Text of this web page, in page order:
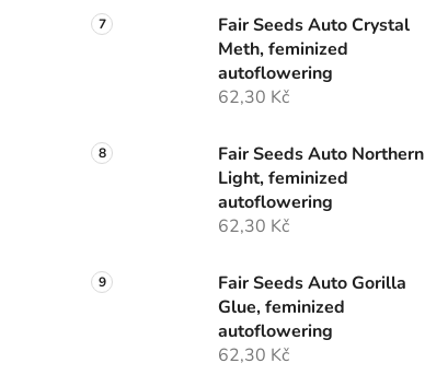
Fair Seeds Auto Crystal
Meth, feminized
autoflowering
62,30 Kč
Fair Seeds Auto Northern
Light, feminized
autoflowering
62,30 Kč
Fair Seeds Auto Gorilla
Glue, feminized
autoflowering
62,30 Kč